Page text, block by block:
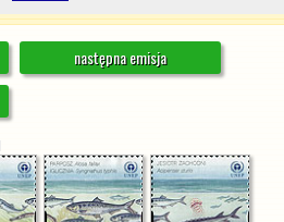
następna emisja